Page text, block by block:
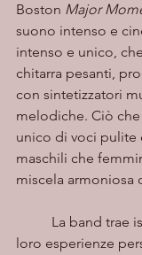
Boston Major
suono intenso e
intenso e unico,
chitarra pesanti,
con sintetizzatori
melodiche. Ciò
unico di voci pulite
maschili che
miscela armoniosa
loro esperienze